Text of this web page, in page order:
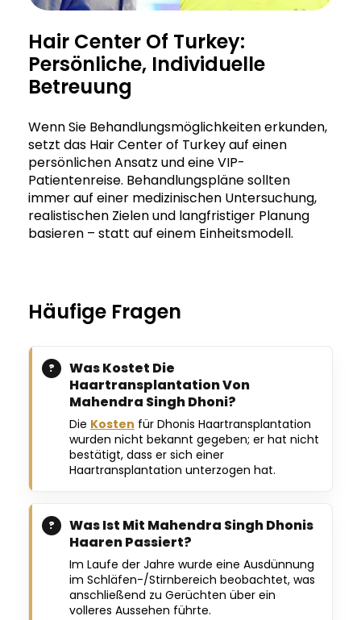
Hair Center Of Turkey:
Persönliche, Individuelle
Betreuung
Wenn Sie Behandlungsmöglichkeiten erkunden,
setzt das Hair Center of Turkey auf einen
persönlichen Ansatz und eine VIP-
Patientenreise. Behandlungspläne sollten
immer auf einer medizinischen Untersuchung,
realistischen Zielen und langfristiger Planung
basieren – statt auf einem Einheitsmodell.
Häufige Fragen
Was Kostet Die
Haartransplantation Von
Mahendra Singh Dhoni?
Die Kosten für Dhonis Haartransplantation
wurden nicht bekannt gegeben; er hat nicht
bestätigt, dass er sich einer
Haartransplantation unterzogen hat.
Was Ist Mit Mahendra Singh Dhonis
Haaren Passiert?
Im Laufe der Jahre wurde eine Ausdünnung
im Schläfen-/Stirnbereich beobachtet, was
anschließend zu Gerüchten über ein
volleres Aussehen führte.